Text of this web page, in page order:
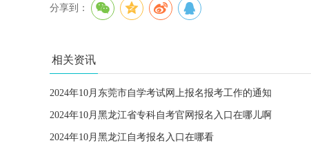
分享到：
相关资讯
2024年10月东莞市自学考试网上报名报考工作的通知
2024年10月黑龙江省专科自考官网报名入口在哪儿啊
2024年10月黑龙江自考报名入口在哪看